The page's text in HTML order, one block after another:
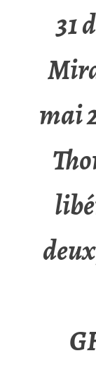
31
mai